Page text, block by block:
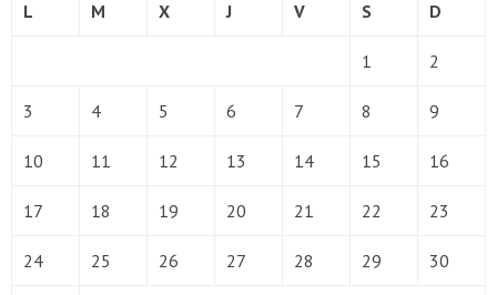
L
M X J V S D
1 2
3 4 5 6 7 8 9
10 11 12 13 14 15 16
17 18 19 20 21 22 23
24 25 26 27 28 29 30